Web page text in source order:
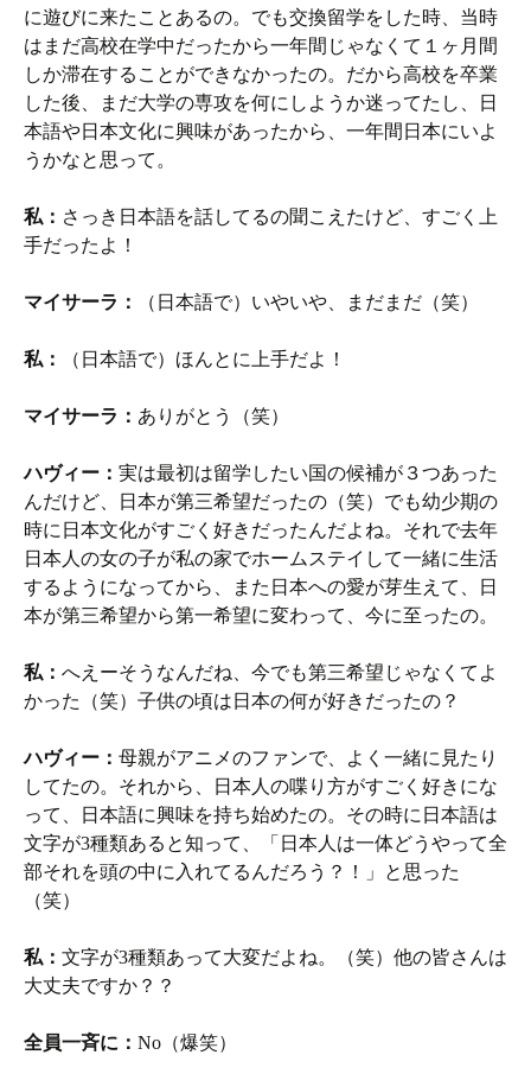
に遊びに来たことあるの。でも交換留学をした時、当時
はまだ高校在学中だったから一年間じゃなくて１ヶ月間
しか滞在することができなかったの。だから高校を卒業
した後、まだ大学の専攻を何にしようか迷ってたし、日
本語や日本文化に興味があったから、一年間日本にいよ
うかなと思って。
私： さっき日本語を話してるの聞こえたけど、すごく上
手だったよ！
マイサーラ： （日本語で）いやいや、まだまだ（笑）
私： （日本語で）ほんとに上手だよ！
マイサーラ： ありがとう（笑）
ハヴィー： 実は最初は留学したい国の候補が３つあった
んだけど、日本が第三希望だったの（笑）でも幼少期の
時に日本文化がすごく好きだったんだよね。それで去年
日本人の女の子が私の家でホームステイして一緒に生活
するようになってから、また日本への愛が芽生えて、日
本が第三希望から第一希望に変わって、今に至ったの。
私： へえーそうなんだね、今でも第三希望じゃなくてよ
かった（笑）子供の頃は日本の何が好きだったの？
ハヴィー： 母親がアニメのファンで、よく一緒に見たり
してたの。それから、日本人の喋り方がすごく好きにな
って、日本語に興味を持ち始めたの。その時に日本語は
文字が3種類あると知って、「日本人は一体どうやって全
部それを頭の中に入れてるんだろう？！」と思った
（笑）
私： 文字が3種類あって大変だよね。（笑）他の皆さんは
大丈夫ですか？？
全員一斉に： No（爆笑）